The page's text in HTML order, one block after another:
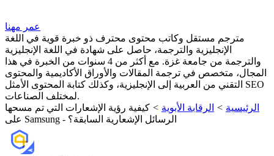
عمر مهنا
مترجم مستقل وكاتب محتوى محترف ذو خبرة قوية في اللغة
الإنجليزية والترجمة، حاصل على شهادة في اللغة الإنجليزية
والترجمة من جامعة غزة. مع أكثر من 4 سنوات من الخبرة في هذا
المجال، متخصص في ترجمة المقالات والأوراق الأكاديمية والمحتوى
التقني من العربية إلى الإنجليزية، وكذلك كتابة المحتوى الأمثل SEO
لمختلف الصناعات.
الرئيسية > الرقابة الأبوية > كيفية رؤية الإشعارات التي تم مسحها
على Samsung - الرسائل الإشعارية السابقة؟